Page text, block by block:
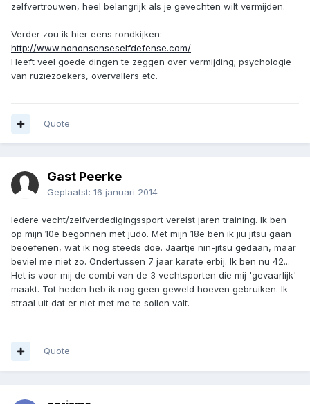
zelfvertrouwen, heel belangrijk als je gevechten wilt vermijden.
Verder zou ik hier eens rondkijken:
http://www.nononsenseselfdefense.com/
Heeft veel goede dingen te zeggen over vermijding; psychologie
van ruziezoekers, overvallers etc.
Quote
Gast Peerke
Geplaatst: 16 januari 2014
Iedere vecht/zelfverdedigingssport vereist jaren training. Ik ben
op mijn 10e begonnen met judo. Met mijn 18e ben ik jiu jitsu gaan
beoefenen, wat ik nog steeds doe. Jaartje nin-jitsu gedaan, maar
beviel me niet zo. Ondertussen 7 jaar karate erbij. Ik ben nu 42...
Het is voor mij de combi van de 3 vechtsporten die mij 'gevaarlijk'
maakt. Tot heden heb ik nog geen geweld hoeven gebruiken. Ik
straal uit dat er niet met me te sollen valt.
Quote